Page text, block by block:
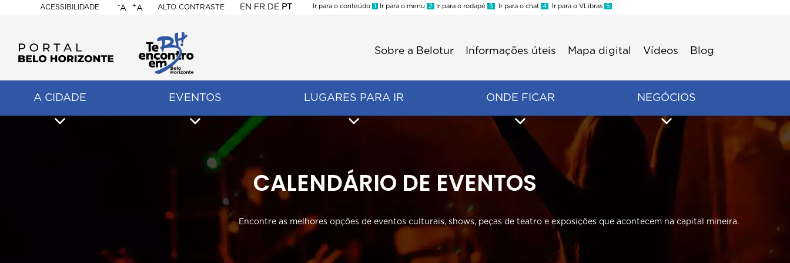
ACESSIBILIDADE
BELO
HORIZONTE
-A +A ALTO CONTRASTE EN FR DE PT
Ir para o conteúdo 1 Ir para o menu 2 Ir para o rodapé 3 Ir para o chat 4 Ir para o VLibras 5
Sobre a Belotur Informações úteis Mapa digital Vídeos Blog
A CIDADE EVENTOS LUGARES PARA IR ONDE FICAR NEGÓCIOS
CALENDÁRIO DE EVENTOS
Encontre as melhores opções de eventos culturais, shows, peças de teatro e exposições que acontecem na capital mineira.